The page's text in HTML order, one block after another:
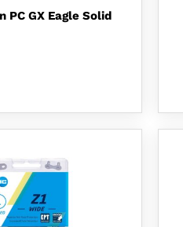
PC GX Eagle Solid